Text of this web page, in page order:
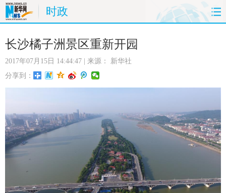
时政
首页 时政 国际
娱乐 体育
时尚 思客 地方 法治
港澳 台湾 华人 汽车
科技 公司
视频 彩票
旅游 健康 信息化 数据
长沙橘子洲景区重新开园
2017年07月15日 14:44:47 | 来源： 新华社
分享到：